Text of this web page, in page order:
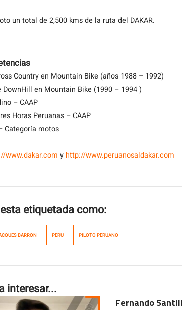
un total de 2,500 kms de la ruta del DAKAR.
Country en Mountain Bike (años 1988 – 1992)
en Mountain Bike (1990 – 1994 )
– CAAP
Horas Peruanas – CAAP
Categoría motos
www.dakar.com y http://www.peruanosaldakar.com
etiquetada como:
BARRON PERU PILOTO PERUANO
interesar...
Fernando